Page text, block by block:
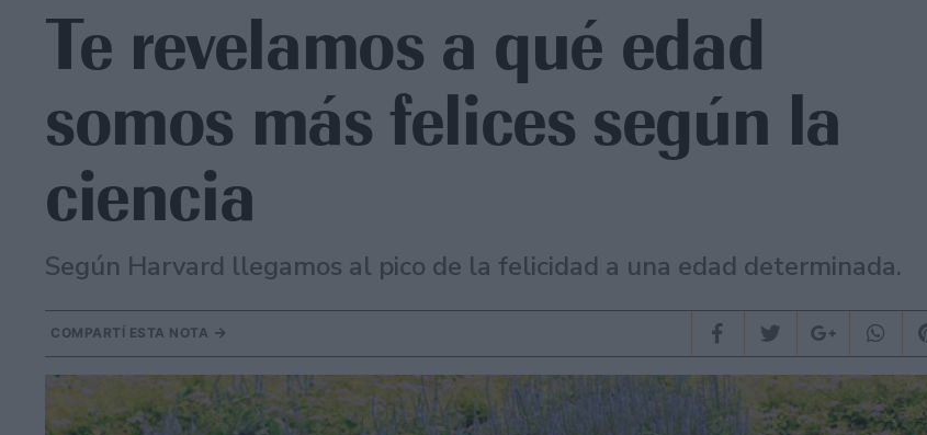
Te revelamos a qué edad
somos más felices según la
ciencia
Según Harvard llegamos al pico de la felicidad a una edad determinada.
COMPARTÍ ESTA NOTA